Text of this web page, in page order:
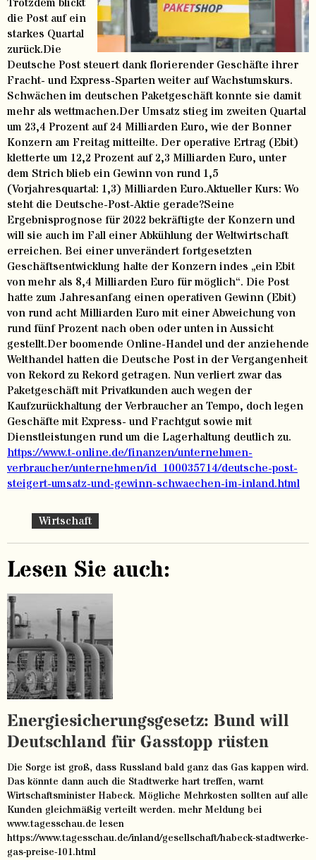
die Post auf ein
starkes Quartal
zurück.Die
Deutsche Post steuert dank florierender Geschäfte ihrer
Fracht- und Express-Sparten weiter auf Wachstumskurs.
Schwächen im deutschen Paketgeschäft konnte sie damit
mehr als wettmachen.Der Umsatz stieg im zweiten Quartal
um 23,4 Prozent auf 24 Milliarden Euro, wie der Bonner
Konzern am Freitag mitteilte. Der operative Ertrag (Ebit)
kletterte um 12,2 Prozent auf 2,3 Milliarden Euro, unter
dem Strich blieb ein Gewinn von rund 1,5
(Vorjahresquartal: 1,3) Milliarden Euro.Aktueller Kurs: Wo
steht die Deutsche-Post-Aktie gerade?Seine
Ergebnisprognose für 2022 bekräftigte der Konzern und
will sie auch im Fall einer Abkühlung der Weltwirtschaft
erreichen. Bei einer unverändert fortgesetzten
Geschäftsentwicklung halte der Konzern indes „ein Ebit
von mehr als 8,4 Milliarden Euro für möglich“. Die Post
hatte zum Jahresanfang einen operativen Gewinn (Ebit)
von rund acht Milliarden Euro mit einer Abweichung von
rund fünf Prozent nach oben oder unten in Aussicht
gestellt.Der boomende Online-Handel und der anziehende
Welthandel hatten die Deutsche Post in der Vergangenheit
von Rekord zu Rekord getragen. Nun verliert zwar das
Paketgeschäft mit Privatkunden auch wegen der
Kaufzurückhaltung der Verbraucher an Tempo, doch legen
Geschäfte mit Express- und Frachtgut sowie mit
Dienstleistungen rund um die Lagerhaltung deutlich zu.
https://www.t-online.de/finanzen/unternehmen-
verbraucher/unternehmen/id_100035714/deutsche-post-
steigert-umsatz-und-gewinn-schwaechen-im-inland.html
Wirtschaft
Lesen Sie auch:
Energiesicherungsgesetz: Bund will
Deutschland für Gasstopp rüsten
Die Sorge ist groß, dass Russland bald ganz das Gas kappen wird.
Das könnte dann auch die Stadtwerke hart treffen, warnt
Wirtschaftsminister Habeck. Mögliche Mehrkosten sollten auf alle
Kunden gleichmäßig verteilt werden. mehr Meldung bei
www.tagesschau.de lesen
https://www.tagesschau.de/inland/gesellschaft/habeck-stadtwerke-
gas-preise-101.html